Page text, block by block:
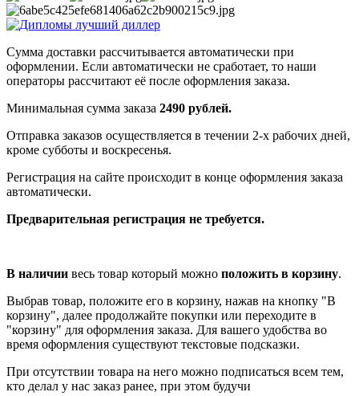
Сумма доставки рассчитывается автоматически при
оформлении. Если автоматически не сработает, то наши
операторы рассчитают её после оформления заказа.
Минимальная сумма заказа 2490 рублей.
Отправка заказов осуществляется в течении 2-х рабочих дней,
кроме субботы и воскресенья.
Регистрация на сайте происходит в конце оформления заказа
автоматически.
Предварительная регистрация не требуется.
В наличии весь товар который можно положить в корзину.
Выбрав товар, положите его в корзину, нажав на кнопку "В
корзину", далее продолжайте покупки или переходите в
"корзину" для оформления заказа. Для вашего удобства во
время оформления существуют текстовые подсказки.
При отсутствии товара на него можно подписаться всем тем,
кто делал у нас заказ ранее, при этом будучи